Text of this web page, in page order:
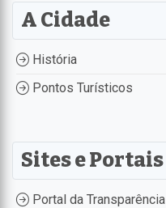
A Cidade
História
Pontos Turísticos
Sites e Portais
Portal da Transparência